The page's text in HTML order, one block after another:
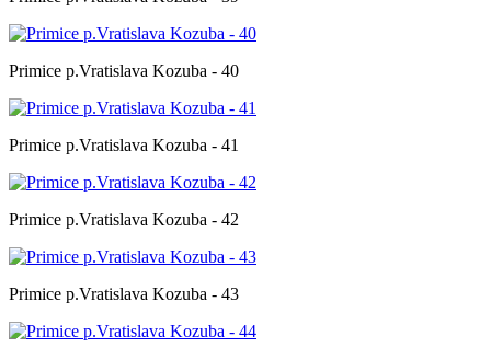
Primice p.Vratislava Kozuba - 40
Primice p.Vratislava Kozuba - 41
Primice p.Vratislava Kozuba - 42
Primice p.Vratislava Kozuba - 43